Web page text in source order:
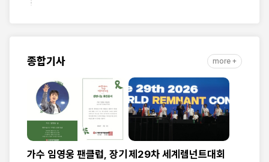
종합기사 more +
가수 임영웅 팬클럽, 장기 제29차 세계렘넌트대회